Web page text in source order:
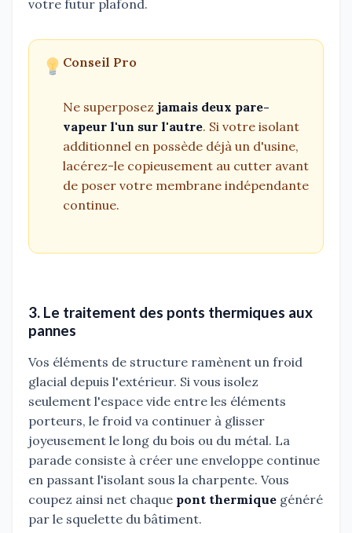
votre futur plafond.
Conseil Pro
Ne superposezjamais deux pare-
vapeur l'un sur l'autre. Si votre isolant
additionnel en possède déjà un d'usine,
lacérez-le copieusement au cutter avant
de poser votre membrane indépendante
continue.
3. Le traitement des ponts thermiques aux
pannes
Vos éléments de structure ramènent un froid
glacial depuis l'extérieur. Si vous isolez
seulement l'espace vide entre les éléments
porteurs, le froid va continuer à glisser
joyeusement le long du bois ou du métal. La
parade consiste à créer une enveloppe continue
en passant l'isolant sous la charpente. Vous
coupez ainsi net chaque pont thermique généré
par le squelette du bâtiment.